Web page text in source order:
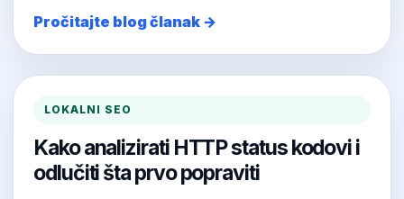
Pročitajte blog članak →
LOKALNI SEO
Kako analizirati HTTP status kodovi i
odlučiti šta prvo popraviti